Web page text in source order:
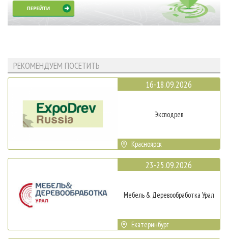
РЕКОМЕНДУЕМ ПОСЕТИТЬ
16-18.09.2026
Эксподрев
Красноярск
23-25.09.2026
Мебель & Деревообработка Урал
Екатеринбург